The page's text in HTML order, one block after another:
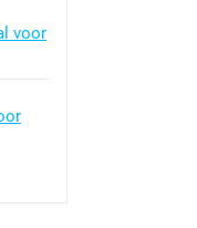
voor